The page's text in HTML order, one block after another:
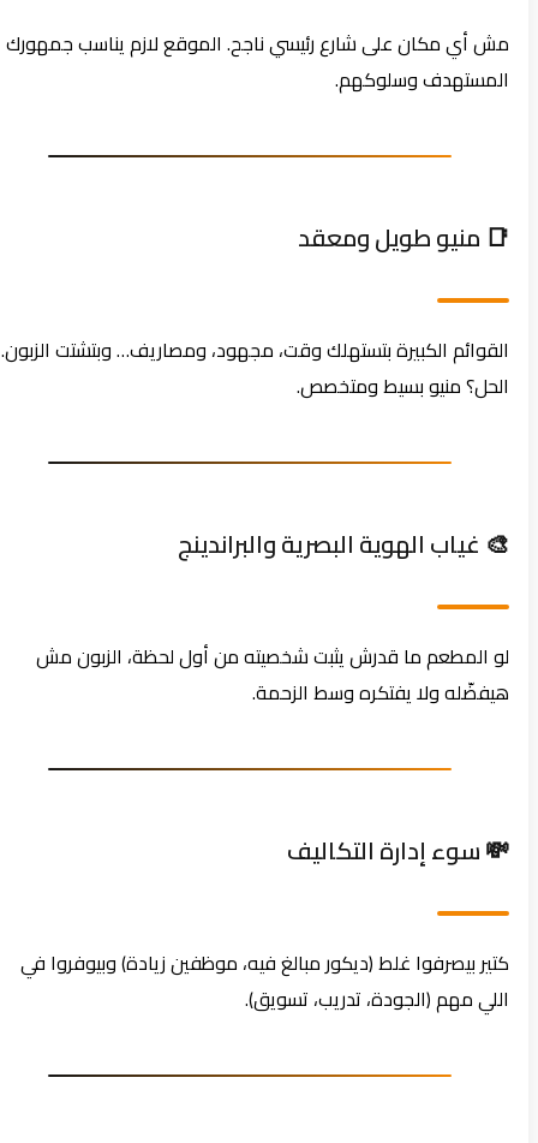
مش أي مكان على شارع رئيسي ناجح. الموقع لازم يناسب جمهورك
المستهدف وسلوكهم.
📑 منيو طويل ومعقد
القوائم الكبيرة بتستهلك وقت، مجهود، ومصاريف… وبتشتت الزبون.
الحل؟ منيو بسيط ومتخصص.
🎨 غياب الهوية البصرية والبراندينج
لو المطعم ما قدرش يثبت شخصيته من أول لحظة، الزبون مش
هيفضّله ولا يفتكره وسط الزحمة.
💸 سوء إدارة التكاليف
كتير بيصرفوا غلط (ديكور مبالغ فيه، موظفين زيادة) وبيوفروا في
اللي مهم (الجودة، تدريب، تسويق).